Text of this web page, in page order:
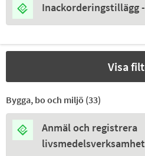
Inackorderingstillägg
Visa
Bygga, bo och miljö (33)
Anmäl och registrera
livsmedelsverksamhet